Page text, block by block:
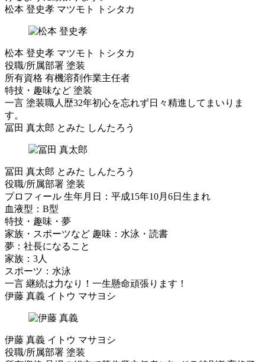
松本 登史孝 マツモト トシタカ
松本 登史孝 マツモト トシタカ
役職/所属部署 塗装
所有資格 有機溶剤作業主任者
特技・趣味など 塗装
一言 塗装職人歴32年初心を忘れず日々精進してまいりま
す。
冨田 真太郎 とみた しんたろう
冨田 真太郎 とみた しんたろう
役職/所属部署 塗装
プロフィール 生年月日：平成15年10月6日生まれ
血液型：B型
特技・趣味・夢
家族・スポーツなど 趣味：水泳・読書
夢：社長になること
家族：3人
スポーツ：水泳
一言 継続は力なり！一生懸命頑張ります！
伊藤 真義 イトウ マサヨシ
伊藤 真義 イトウ マサヨシ
役職/所属部署 塗装